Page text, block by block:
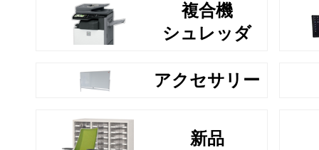
複合機
シュレッダ
アクセサリー
新品